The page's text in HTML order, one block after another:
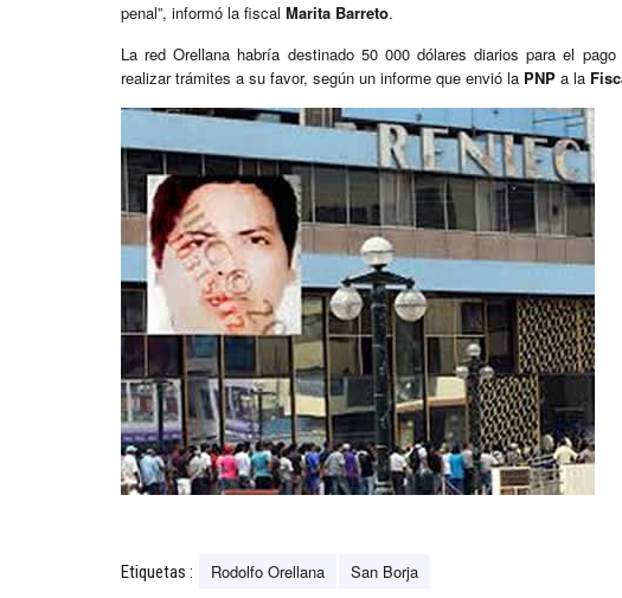
penal”, informó la fiscal Marita Barreto.
La red Orellana habría destinado 50 000 dólares diarios para el
realizar trámites a su favor, según un informe que envió la PNP a la
Etiquetas : Rodolfo Orellana San Borja